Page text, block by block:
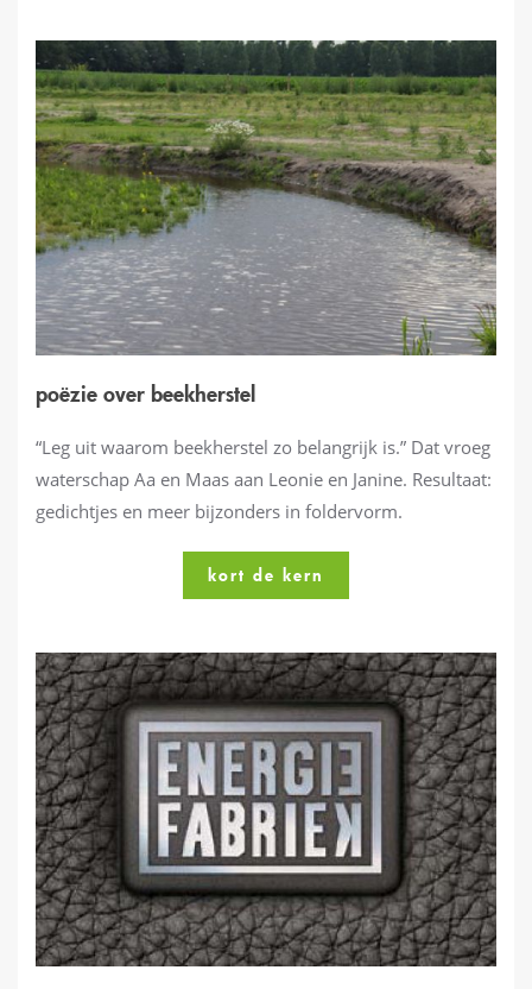
poëzie over beekherstel
“Leg uit waarom beekherstel zo belangrijk is.” Dat vroeg
waterschap Aa en Maas aan Leonie en Janine. Resultaat:
gedichtjes en meer bijzonders in foldervorm.
kort de kern